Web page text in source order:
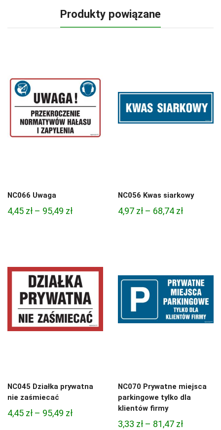
Produkty powiązane
NC066 Uwaga
4,45 zł – 95,49 złZakres
95,49 zł
NC056 Kwas siarkowy
4,97 zł – 68,74 złZakres
68,74 zł
NC045 Działka prywatna
nie zaśmiecać
4,45 zł – 95,49 złZakres
NC070 Prywatne miejsca
parkingowe tylko dla
klientów firmy
3,33 zł – 81,47 złZakres